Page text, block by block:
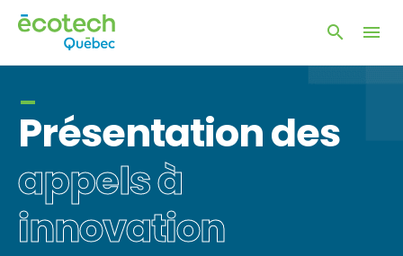
la
Ouvrir
Présentation des
appels à
innovation